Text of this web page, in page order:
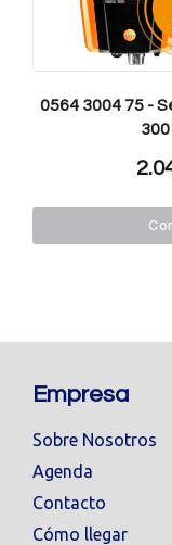
0564 3004 75 -
300
Empresa
Sobre Nosotros
Agenda
Contacto
Cómo llegar